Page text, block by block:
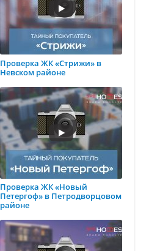
Проверка ЖК «Стрижи» в
Невском районе
Проверка ЖК «Новый
Петергоф» в Петродворцовом
районе